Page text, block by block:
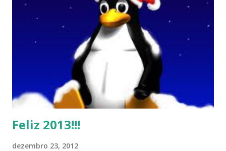
Feliz 2013!!!
dezembro 23, 2012